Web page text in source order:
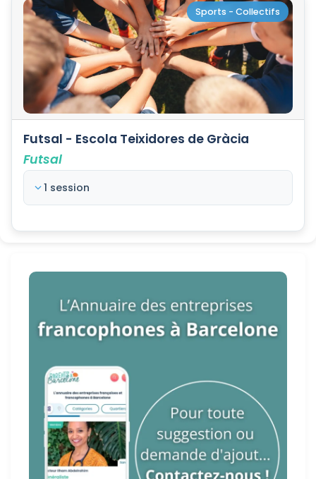
Sports - Collectifs
Futsal - Escola Teixidores de Gràcia
Futsal
1 session